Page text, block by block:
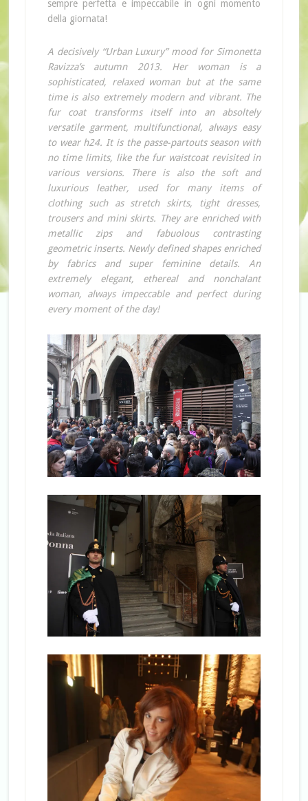
sempre perfetta e impeccabile in ogni momento
della giornata!
A decisively “Urban Luxury” mood for Simonetta
Ravizza’s autumn 2013. Her woman is a
sophisticated, relaxed woman but at the same
time is also extremely modern and vibrant. The
fur coat transforms itself into an absoltely
versatile garment, multifunctional, always easy
to wear h24. It is the passe-partouts season with
no time limits, like the fur waistcoat revisited in
various versions. There is also the soft and
luxurious leather, used for many items of
clothing such as stretch skirts, tight dresses,
trousers and mini skirts. They are enriched with
metallic zips and fabuolous contrasting
geometric inserts. Newly defined shapes enriched
by fabrics and super feminine details. An
extremely elegant, ethereal and nonchalant
woman, always impeccable and perfect during
every moment of the day!